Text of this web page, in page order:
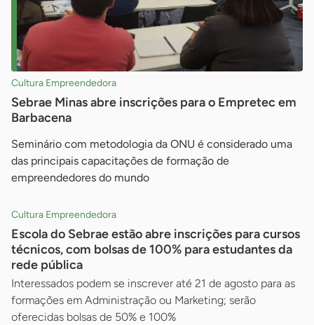
Cultura Empreendedora
Sebrae Minas abre inscrições para o Empretec em
Barbacena
Seminário com metodologia da ONU é considerado uma
das principais capacitações de formação de
empreendedores do mundo
Cultura Empreendedora
Escola do Sebrae estão abre inscrições para cursos
técnicos, com bolsas de 100% para estudantes da
rede pública
Interessados podem se inscrever até 21 de agosto para as
formações em Administração ou Marketing; serão
oferecidas bolsas de 50% e 100%